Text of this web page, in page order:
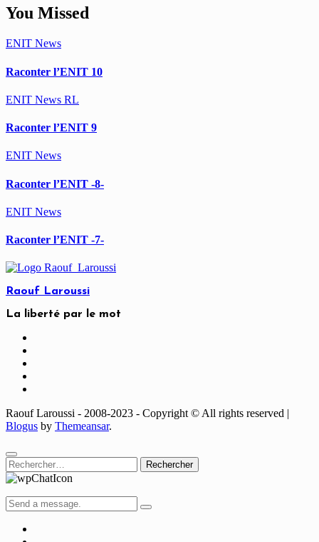
You Missed
ENIT News
Raconter l’ENIT 10
ENIT News RL
Raconter l’ENIT 9
ENIT News
Raconter l’ENIT -8-
ENIT News
Raconter l’ENIT -7-
Raouf Laroussi
La liberté par le mot
Raouf Laroussi - 2008-2023 - Copyright © All rights reserved
Blogus by Themeansar.
Rechercher :